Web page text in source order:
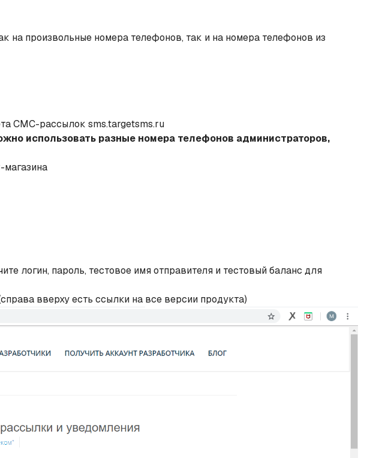
произвольные номера телефонов, так и на номера телефонов из
СМС-рассылок sms.targetsms.ru​
использовать разные номера телефонов администраторов,
логин, пароль, тестовое имя отправителя и тестовый баланс для
вверху есть ссылки на все версии продукта)